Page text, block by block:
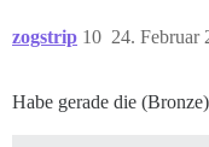
zogstrip 24. Februar
10
Habe gerade die (Bronze)